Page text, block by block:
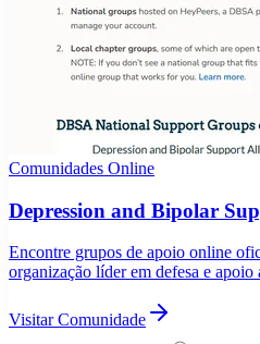
Comunidades Online
Depression and Bipolar
Encontre grupos de apoio online
organização líder em defesa e apoio
Visitar Comunidade